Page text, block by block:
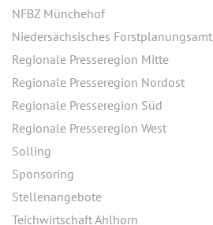
NFBZ Münchehof
Niedersächsisches Forstplanungsamt
Regionale Presseregion Mitte
Regionale Presseregion Nordost
Regionale Presseregion Süd
Regionale Presseregion West
Solling
Sponsoring
Stellenangebote
Teichwirtschaft Ahlhorn